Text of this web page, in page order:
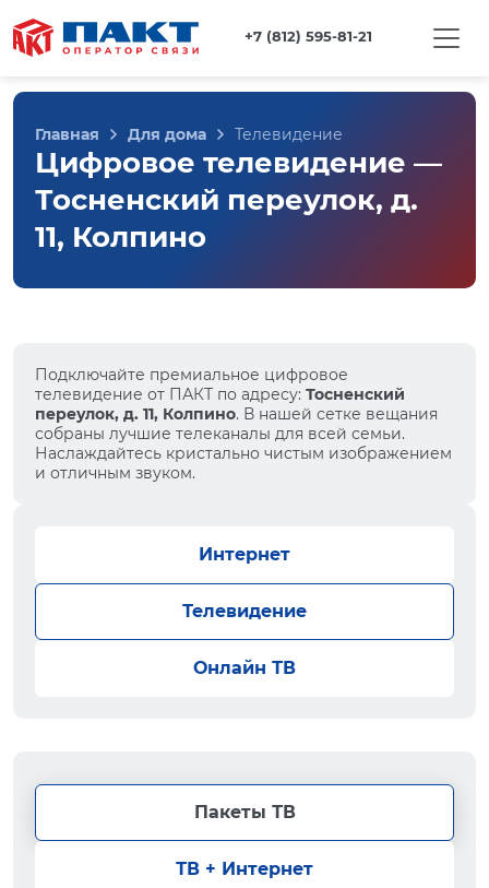
+7 (812) 595-81-21
Главная Для дома Телевидение
Цифровое телевидение —
Тосненский переулок, д.
11, Колпино
Подключайте премиальное цифровое
телевидение от ПАКТ по адресу: Тосненский
переулок, д. 11, Колпино. В нашей сетке вещания
собраны лучшие телеканалы для всей семьи.
Наслаждайтесь кристально чистым изображением
и отличным звуком.
Интернет
Телевидение
Онлайн ТВ
Пакеты ТВ
ТВ + Интернет